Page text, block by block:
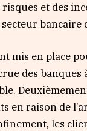
et des
bancaire
mis en place
des
en raison de
les